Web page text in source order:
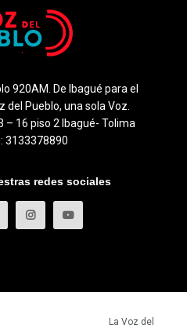
920AM. De Ibagué para el
del Pueblo, una sola Voz.
– 16 piso 2 Ibagué- Tolima
3133378890
redes sociales
La Voz del